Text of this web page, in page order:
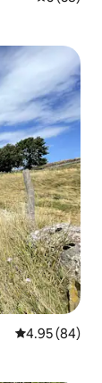
คะแนนเฉลี่ย
4.95 (84)